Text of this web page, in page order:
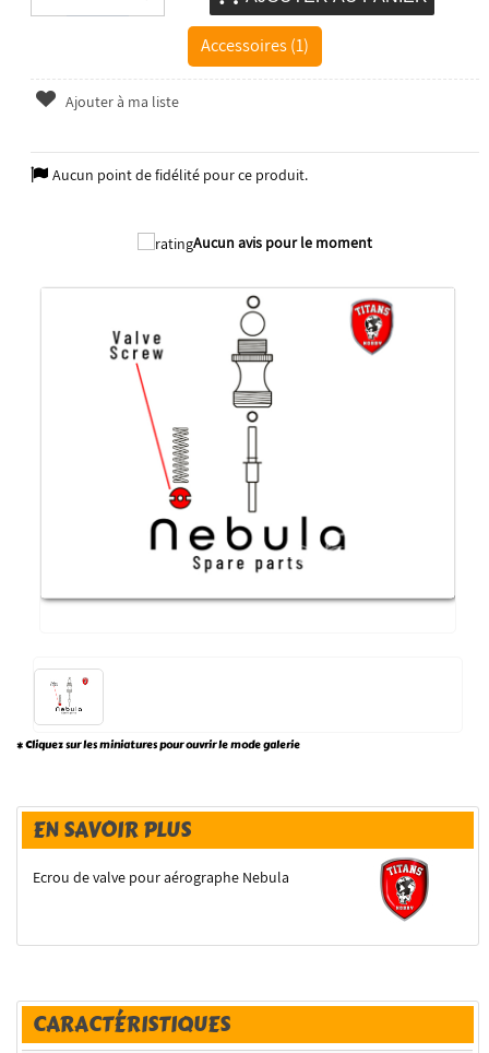
Accessoires (1)
Ajouter à ma liste
Aucun point de fidélité pour ce produit.
Aucun avis pour le moment
2025
* Cliquez sur les miniatures pour ouvrir le mode galerie
EN SAVOIR PLUS
Ecrou de valve pour aérographe Nebula
CARACTÉRISTIQUES